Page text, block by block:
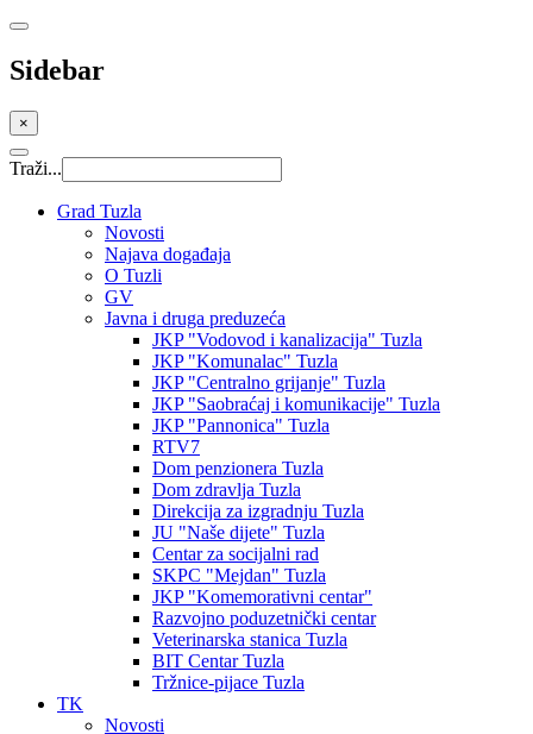
Sidebar
×
Traži...
Grad Tuzla
Novosti
Najava događaja
O Tuzli
GV
Javna i druga preduzeća
JKP "Vodovod i kanalizacija" Tuzla
JKP "Komunalac" Tuzla
JKP "Centralno grijanje" Tuzla
JKP "Saobraćaj i komunikacije" Tuzla
JKP "Pannonica" Tuzla
RTV7
Dom penzionera Tuzla
Dom zdravlja Tuzla
Direkcija za izgradnju Tuzla
JU "Naše dijete" Tuzla
Centar za socijalni rad
SKPC "Mejdan" Tuzla
JKP "Komemorativni centar"
Razvojno poduzetnički centar
Veterinarska stanica Tuzla
BIT Centar Tuzla
Tržnice-pijace Tuzla
TK
Novosti